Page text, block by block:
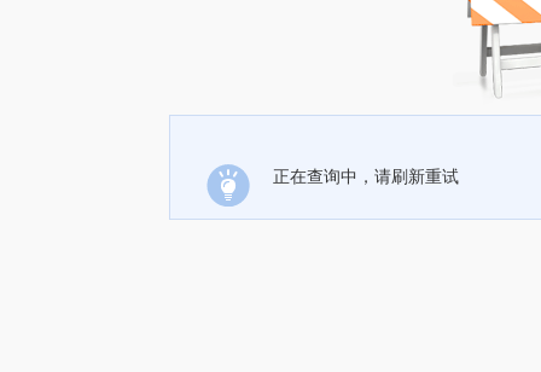
正在查询中，请刷新重试